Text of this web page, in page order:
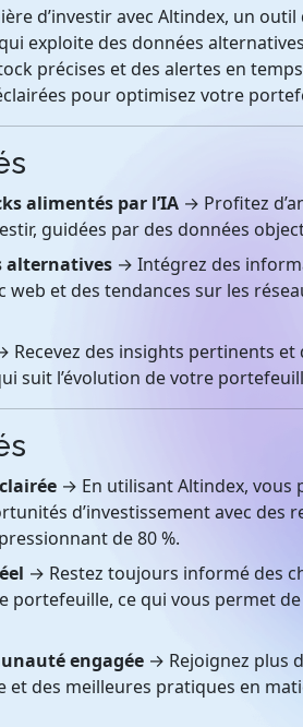
d’investir avec Altindex, un outil
exploite des données
précises et des alertes en
pour optimisez votre
alimentés par l’IA → Profitez
guidées par des données
alternatives → Intégrez des
web et des tendances sur les
Recevez des insights pertinents
suit l’évolution de votre
→ En utilisant Altindex, vous
d’investissement avec des
de 80 %.
→ Restez toujours informé des
portefeuille, ce qui vous permet
engagée → Rejoignez plus
et des meilleures pratiques en